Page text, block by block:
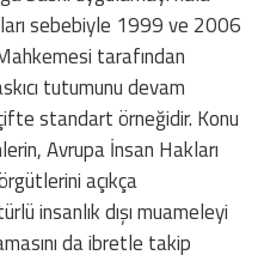
sebebiyle 1999 ve 2006
tarafından
tutumunu devam
standart örneğidir. Konu
Avrupa İnsan Hakları
açıkça
insanlık dışı muameleyi
da ibretle takip